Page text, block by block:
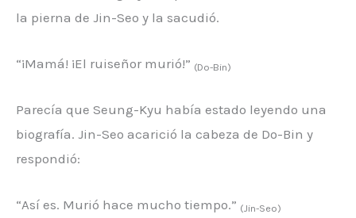
la pierna de Jin-Seo y la sacudió.
“¡Mamá! ¡El ruiseñor murió!” (Do-Bin)
Parecía que Seung-Kyu había estado leyendo una
biografía. Jin-Seo acarició la cabeza de Do-Bin y
respondió:
“Así es. Murió hace mucho tiempo.” (Jin-Seo)